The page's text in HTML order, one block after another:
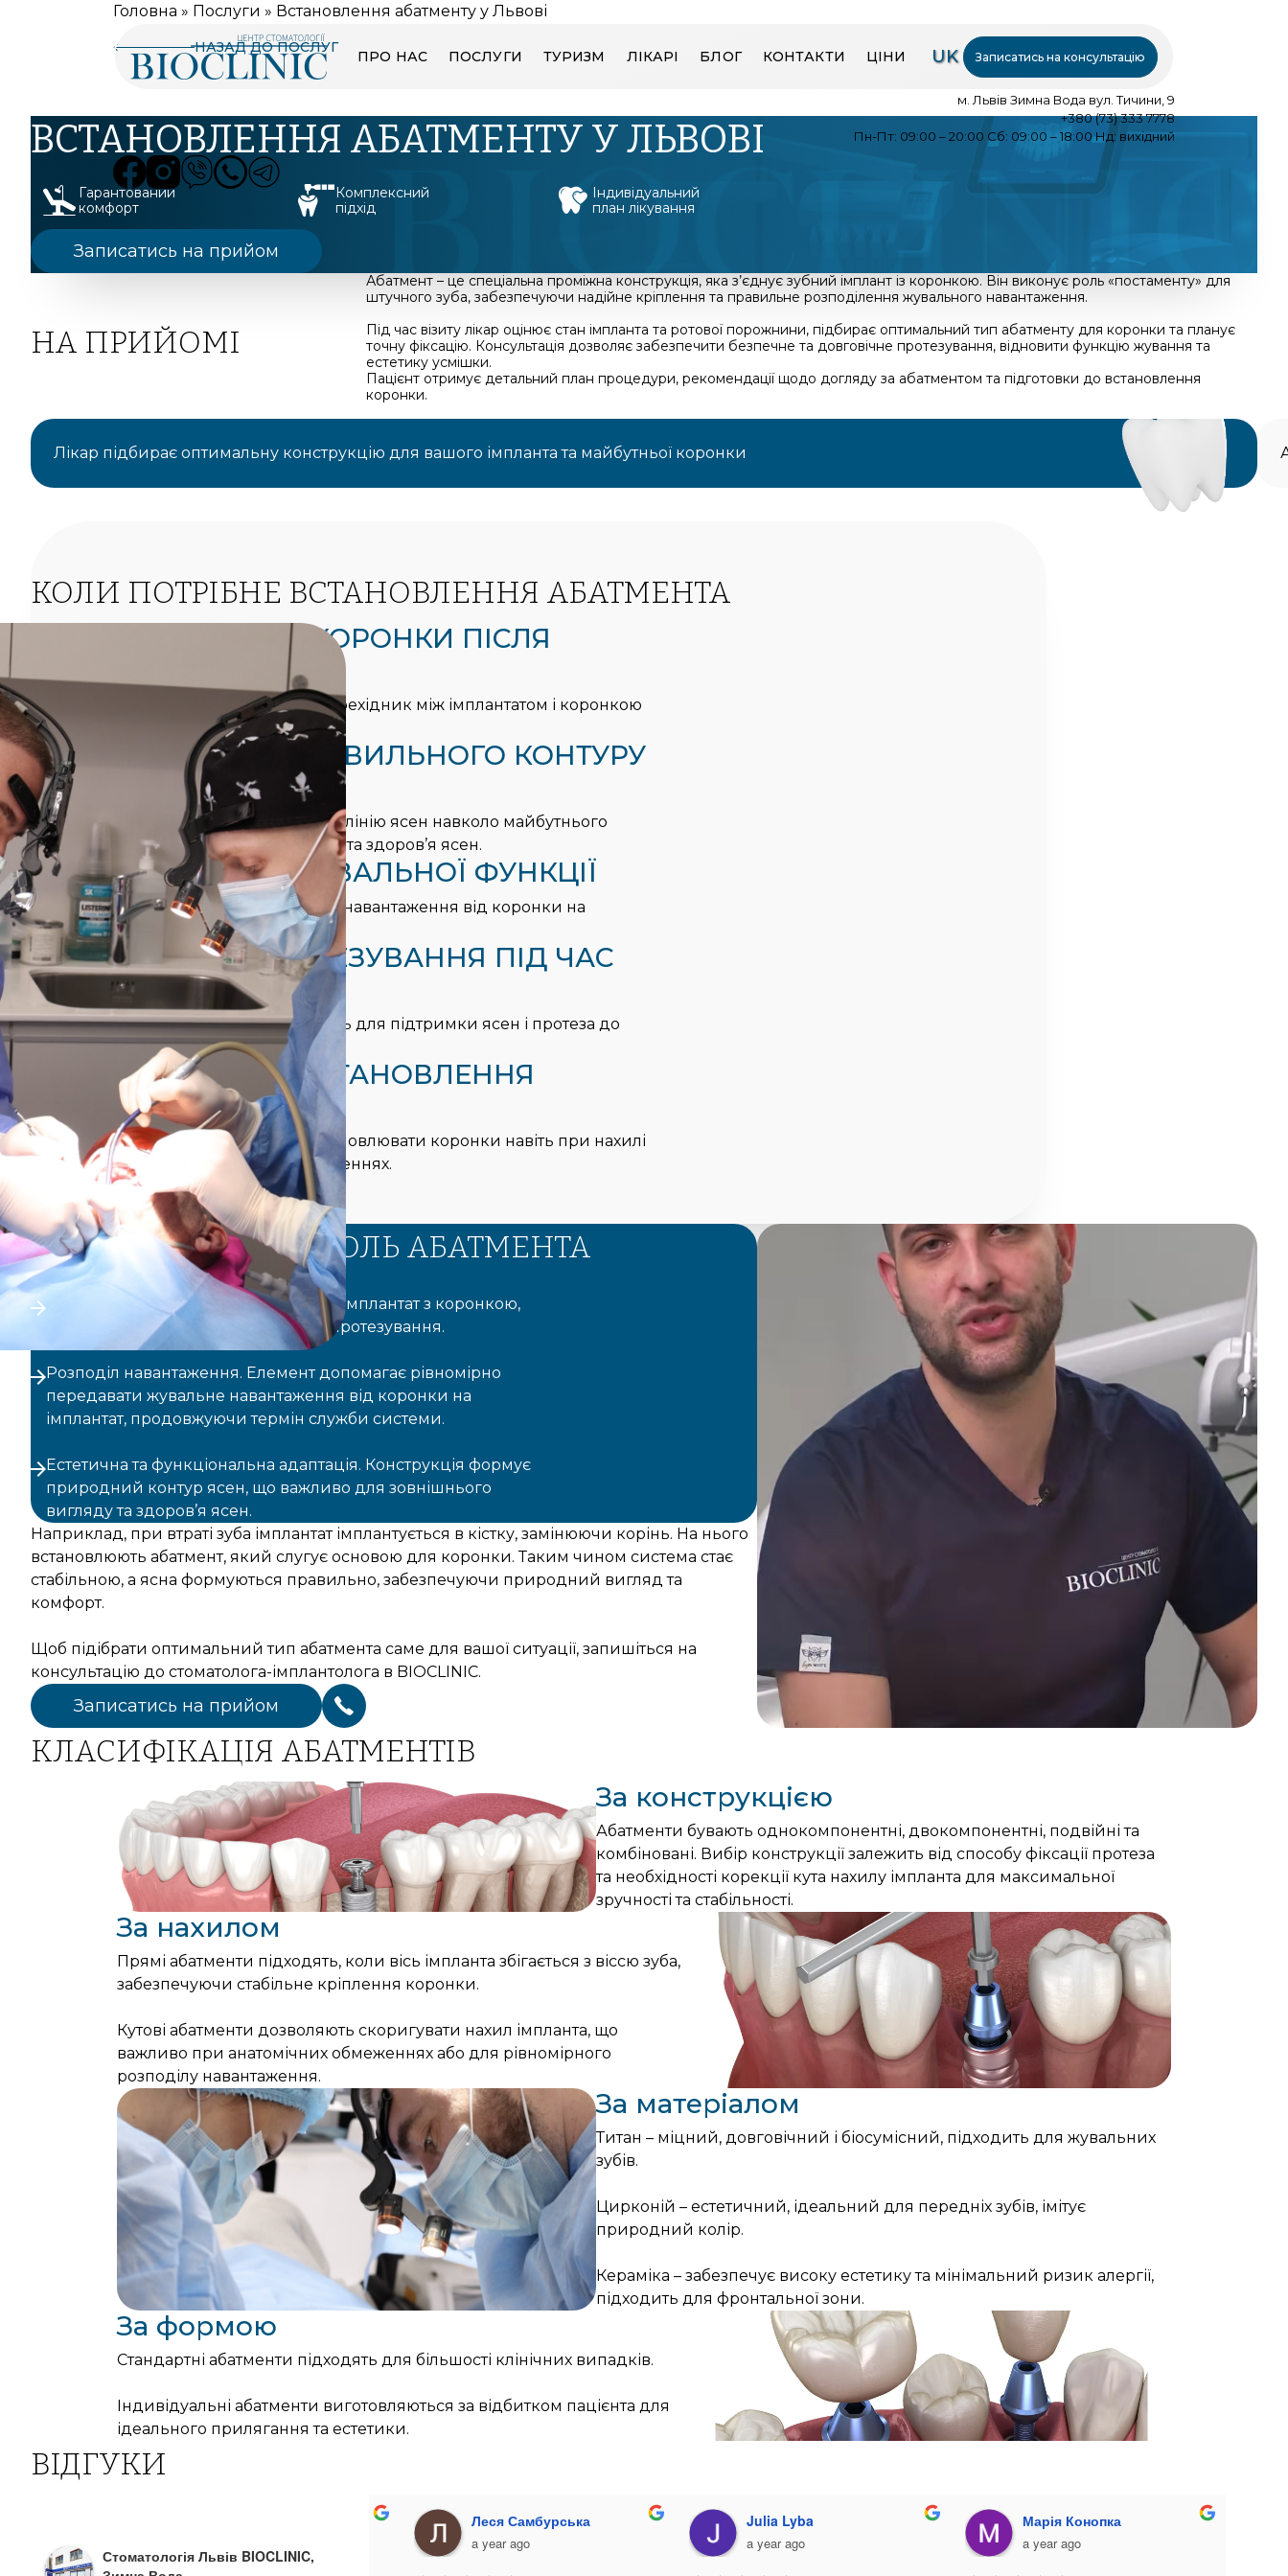
ПРО НАС ПОСЛУГИ ТУРИЗМ ЛІКАРІ БЛОГ КОНТАКТИ ЦІНИ UK Записатись на консультацію
м. Львів Зимна Вода вул. Тичини, 9
+380 (73) 333 7778
Пн-Пт: 09:00 – 20:00 Сб: 09:00 – 18:00 Нд: вихідний
Головна » Послуги » Встановлення абатменту у Львові
НАЗАД ДО ПОСЛУГ
ВСТАНОВЛЕННЯ АБАТМЕНТУ У ЛЬВОВІ
Гарантований
комфорт
Комплексний
підхід
Індивідуальний
план лікування
Записатись на прийом
НА ПРИЙОМІ
Абатмент – це спеціальна проміжна конструкція, яка з’єднує зубний імплант із коронкою. Він виконує роль «постаменту» для
штучного зуба, забезпечуючи надійне кріплення та правильне розподілення жувального навантаження.
Під час візиту лікар оцінює стан імпланта та ротової порожнини, підбирає оптимальний тип абатменту для коронки та планує
точну фіксацію. Консультація дозволяє забезпечити безпечне та довговічне протезування, відновити функцію жування та
естетику усмішки.
Пацієнт отримує детальний план процедури, рекомендації щодо догляду за абатментом та підготовки до встановлення
коронки.
Лікар підбирає оптимальну конструкцію для вашого імпланта та майбутньої коронки
КОЛИ ПОТРІБНЕ ВСТАНОВЛЕННЯ АБАТМЕНТА
ВСТАНОВЛЕННЯ КОРОНКИ ПІСЛЯ
Абатмент використовується як перехідник між імплантатом і коронкою
для надійної фіксації протеза.
2
ФОРМУВАННЯ ПРАВИЛЬНОГО КОНТУРУ
ЯСЕН
Допомагає сформувати природну лінію ясен навколо майбутнього
протеза, що важливо для естетики та здоров’я ясен.
3
ВІДНОВЛЕННЯ ЖУВАЛЬНОЇ ФУНКЦІЇ
Забезпечує рівномірний розподіл навантаження від коронки на
імплантат і кісткову тканину.
ТИМЧАСОВЕ ПРОТЕЗУВАННЯ ПІД ЧАС
ЗАГОЄННЯ
Тимчасовий абатмент застосовують для підтримки ясен і протеза до
повної остеоінтеграції імплантату.
КОРЕКЦІЯ КУТА ВСТАНОВЛЕННЯ
ІМПЛАНТАТУ
Кутові абатменти дозволяють встановлювати коронки навіть при нахилі
імплантату або анатомічних обмеженнях.
ФУНКЦІОНАЛЬНА РОЛЬ АБАТМЕНТА
Сполучна функція. Абатмент з’єднує імплантат з коронкою,
забезпечуючи надійну основу для протезування.
Розподіл навантаження. Елемент допомагає рівномірно
передавати жувальне навантаження від коронки на
імплантат, продовжуючи термін служби системи.
Естетична та функціональна адаптація. Конструкція формує
природний контур ясен, що важливо для зовнішнього
вигляду та здоров’я ясен.
Наприклад, при втраті зуба імплантат імплантується в кістку, замінюючи корінь. На нього
встановлюють абатмент, який слугує основою для коронки. Таким чином система стає
стабільною, а ясна формуються правильно, забезпечуючи природний вигляд та
комфорт.
Щоб підібрати оптимальний тип абатмента саме для вашої ситуації, запишіться на
консультацію до стоматолога-імплантолога в BIOCLINIC.
Записатись на прийом
КЛАСИФІКАЦІЯ АБАТМЕНТІВ
За конструкцією
Абатменти бувають однокомпонентні, двокомпонентні, подвійні та
комбіновані. Вибір конструкції залежить від способу фіксації протеза
та необхідності корекції кута нахилу імпланта для максимальної
зручності та стабільності.
За нахилом
Прямі абатменти підходять, коли вісь імпланта збігається з віссю зуба,
забезпечуючи стабільне кріплення коронки.
Кутові абатменти дозволяють скоригувати нахил імпланта, що
важливо при анатомічних обмеженнях або для рівномірного
розподілу навантаження.
За матеріалом
Титан – міцний, довговічний і біосумісний, підходить для жувальних
зубів.
Цирконій – естетичний, ідеальний для передніх зубів, імітує
природний колір.
Кераміка – забезпечує високу естетику та мінімальний ризик алергії,
підходить для фронтальної зони.
За формою
Стандартні абатменти підходять для більшості клінічних випадків.
Індивідуальні абатменти виготовляються за відбитком пацієнта для
ідеального прилягання та естетики.
ВІДГУКИ
Стоматологія Львів BIOCLINIC,
Олена Львів
a year ago
Леся Самбурська
a year ago
Julia Lyba
a year ago
Bioclinic